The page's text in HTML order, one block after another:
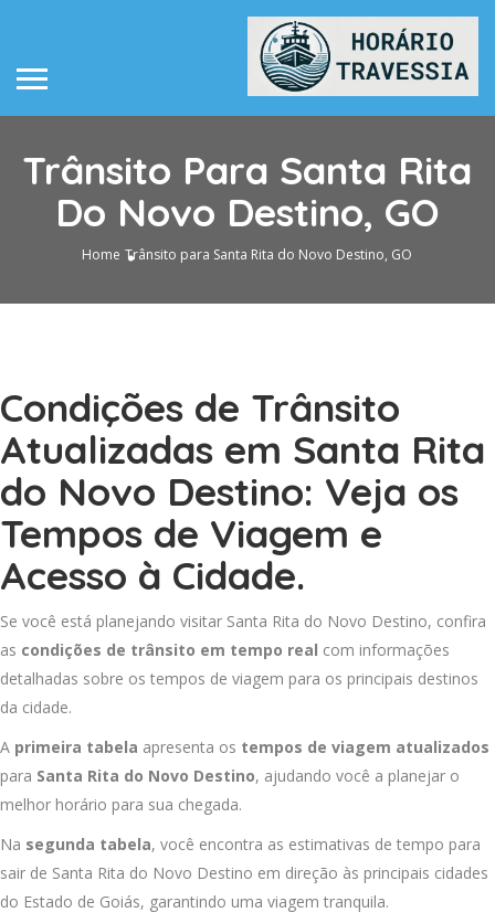
Trânsito Para Santa Rita
Do Novo Destino, GO
Home Trânsito para Santa Rita do Novo Destino, GO
Condições de Trânsito
Atualizadas em Santa Rita
do Novo Destino: Veja os
Tempos de Viagem e
Acesso à Cidade.
Se você está planejando visitar Santa Rita do Novo Destino, confira
as condições de trânsito em tempo real com informações
detalhadas sobre os tempos de viagem para os principais destinos
da cidade.
A primeira tabela apresenta os tempos de viagem atualizados
para Santa Rita do Novo Destino, ajudando você a planejar o
melhor horário para sua chegada.
Na segunda tabela, você encontra as estimativas de tempo para
sair de Santa Rita do Novo Destino em direção às principais cidades
do Estado de Goiás, garantindo uma viagem tranquila.